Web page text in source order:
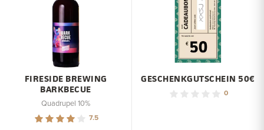
FIRESIDE BREWING
BARKBECUE
Quadrupel 10%
7.5
GESCHENKGUTSCHEIN 50€
0